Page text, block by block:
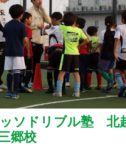
ソドリブル塾 北
郷校